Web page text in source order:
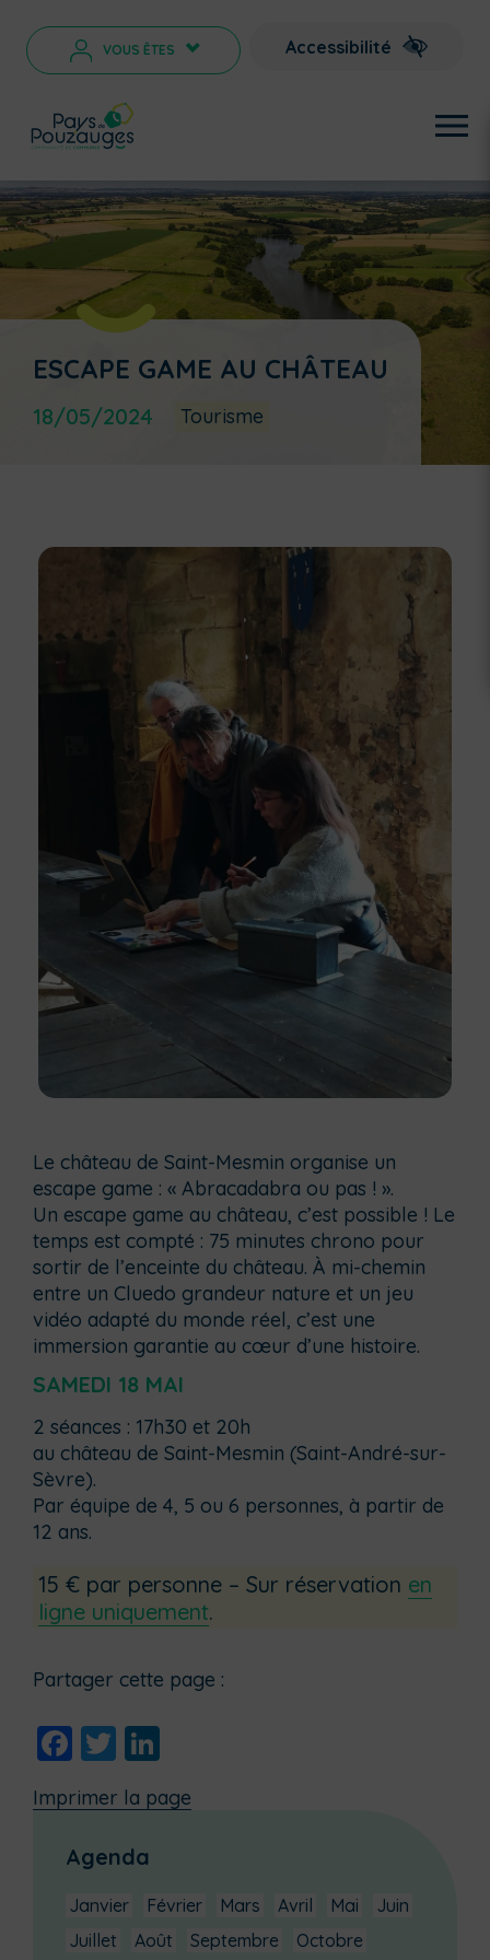
VOUS ÊTES > Accessibilité
ESCAPE GAME AU CHÂTEAU
18/05/2024 Tourisme
Le château de Saint-Mesmin organise un
escape game : « Abracadabra ou pas ! ».
Un escape game au château, c’est possible ! Le
temps est compté : 75 minutes chrono pour
sortir de l’enceinte du château. À mi-chemin
entre un Cluedo grandeur nature et un jeu
vidéo adapté du monde réel, c’est une
immersion garantie au cœur d’une histoire.
SAMEDI 18 MAI
2 séances : 17h30 et 20h
au château de Saint-Mesmin (Saint-André-sur-
Sèvre).
Par équipe de 4, 5 ou 6 personnes, à partir de
12 ans.
15 € par personne – Sur réservation en
ligne uniquement.
Partager cette page :
Facebook
Twitter
Imprimer la page
Agenda
Janvier Février Mars Avril Mai
Juin
Juillet
Août Septembre Octobre